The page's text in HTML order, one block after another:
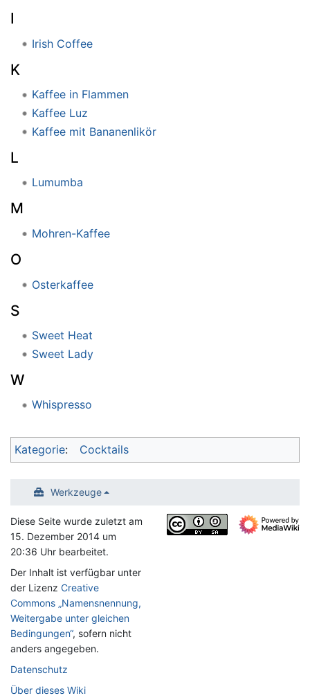
I
Irish Coffee
K
Kaffee in Flammen
Kaffee Luz
Kaffee mit Bananenlikör
L
Lumumba
M
Mohren-Kaffee
O
Osterkaffee
S
Sweet Heat
Sweet Lady
W
Whispresso
Kategorie: Cocktails
Werkzeuge
Diese Seite wurde zuletzt am
15. Dezember 2014 um
20:36 Uhr bearbeitet.
Der Inhalt ist verfügbar unter
der Lizenz Creative
Commons „Namensnennung,
Weitergabe unter gleichen
Bedingungen“, sofern nicht
anders angegeben.
Datenschutz
Über dieses Wiki